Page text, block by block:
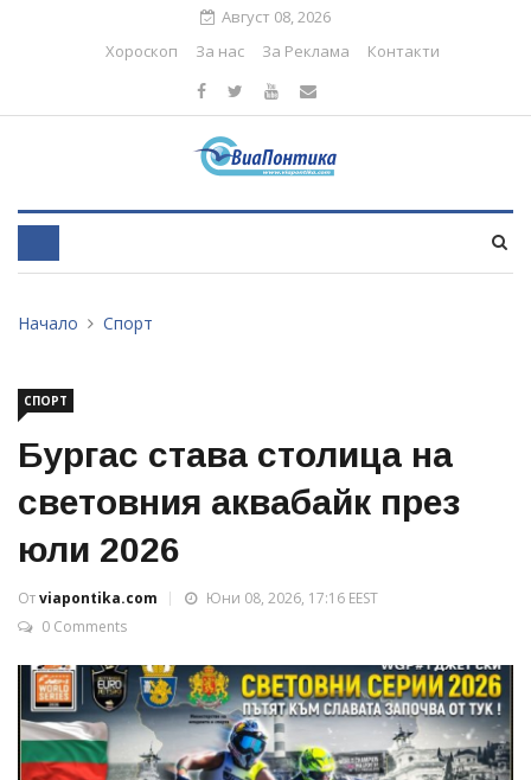
Август 08, 2026
Хороскоп
За нас За Реклама Контакти
Начало Спорт
СПОРТ
Бургас става столица на
световния аквабайк през
юли 2026
Отviapontika.com
Юни 08, 2026, 17:16 EEST
0 Comments